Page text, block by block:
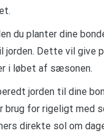
du planter dine
jorden. Dette vil
i løbet af sæsonen.
jorden til dine
brug for rigeligt med
direkte sol om